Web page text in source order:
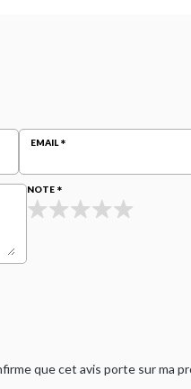
EMAIL
NOTE
que cet avis porte sur ma